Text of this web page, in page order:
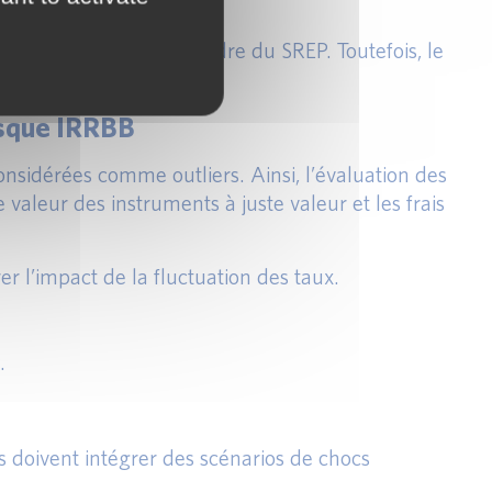
utilisés dans le cadre du SREP. Toutefois, le
IRRBB
comme outliers. Ainsi, l’évaluation des
des instruments à juste valeur et les frais
l’impact de la fluctuation des taux.
intégrer des scénarios de chocs